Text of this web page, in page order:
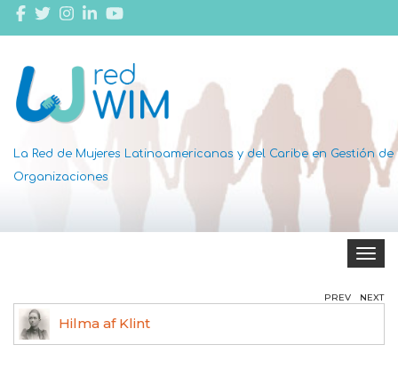
La Red de Mujeres Latinoamericanas y del Caribe en Gestión de
Organizaciones
Toggle
Hilma af Klint
PREV NEXT